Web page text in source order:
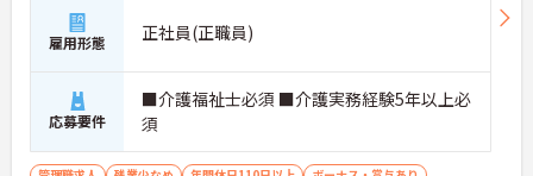
雇用形態 正社員(正職員)
応募要件
■介護福祉士必須 ■介護実務経験5年以上必
須